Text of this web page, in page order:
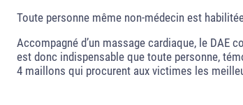
Toute personne même non-médecin est
Accompagné d’un massage cardiaque, le DAE
est donc indispensable que toute personne,
4 maillons qui procurent aux victimes les